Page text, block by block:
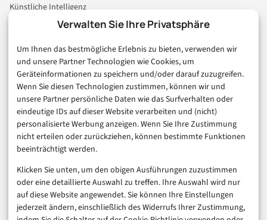
Verwalten Sie Ihre Privatsphäre
Um Ihnen das bestmögliche Erlebnis zu bieten, verwenden wir
und unsere Partner Technologien wie Cookies, um
Geräteinformationen zu speichern und/oder darauf zuzugreifen.
Wenn Sie diesen Technologien zustimmen, können wir und
unsere Partner persönliche Daten wie das Surfverhalten oder
eindeutige IDs auf dieser Website verarbeiten und (nicht)
personalisierte Werbung anzeigen. Wenn Sie Ihre Zustimmung
nicht erteilen oder zurückziehen, können bestimmte Funktionen
beeinträchtigt werden.
Klicken Sie unten, um den obigen Ausführungen zuzustimmen
oder eine detaillierte Auswahl zu treffen. Ihre Auswahl wird nur
auf diese Website angewendet. Sie können Ihre Einstellungen
jederzeit ändern, einschließlich des Widerrufs Ihrer Zustimmung,
Künstliche Intelligenz
Technologie & IT
Consumer & Digital Life
Marketing
Finanzen & FinTech
Business & Karriere
Sicherheit & Recht
Digitalisierung
Marketing
Magazin
Unsere Redaktion
Werbeformate & Media Kit